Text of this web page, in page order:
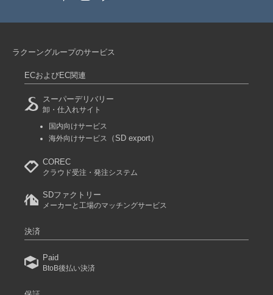
ラクーングループのサービス
ECおよびEC関連
スーパーデリバリー
卸・仕入れサイト
国内向けサービス
海外向けサービス
（SD export）
COREC
クラウド受注・発注システム
SDファクトリー
メーカーと工場のマッチングサービス
決済
Paid
BtoB後払い決済